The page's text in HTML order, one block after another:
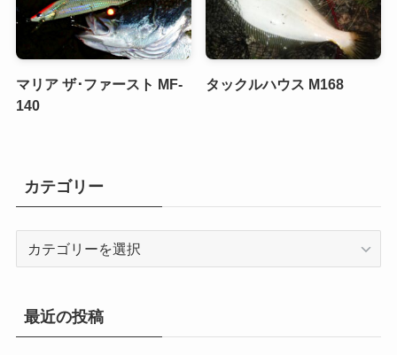
マリア ザ･ファースト MF-
140
タックルハウス M168
カテゴリー
リ
最近の投稿